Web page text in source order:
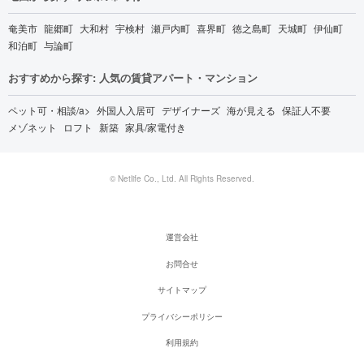
奄美市 龍郷町 大和村 宇検村 瀬戸内町 喜界町 徳之島町 天城町 伊仙町
和泊町 与論町
おすすめから探す: 人気の賃貸アパート・マンション
ペット可・相談/a> 外国人入居可 デザイナーズ 海が見える 保証人不要
メゾネット
ロフト 新築 家具/家電付き
© Netlife Co., Ltd. All Rights Reserved.
運営会社
お問合せ
サイトマップ
プライバシーポリシー
利用規約